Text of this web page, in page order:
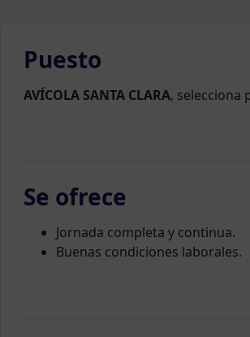
Puesto
AVÍCOLA SANTA CLARA, selecciona
Se ofrece
Jornada completa y continua.
Buenas condiciones laborales.